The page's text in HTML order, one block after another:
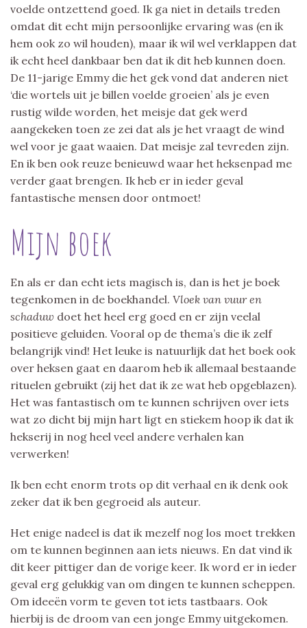
voelde ontzettend goed. Ik ga niet in details treden
omdat dit echt mijn persoonlijke ervaring was (en ik
hem ook zo wil houden), maar ik wil wel verklappen dat
ik echt heel dankbaar ben dat ik dit heb kunnen doen.
De 11-jarige Emmy die het gek vond dat anderen niet
‘die wortels uit je billen voelde groeien’ als je even
rustig wilde worden, het meisje dat gek werd
aangekeken toen ze zei dat als je het vraagt de wind
wel voor je gaat waaien. Dat meisje zal tevreden zijn.
En ik ben ook reuze benieuwd waar het heksenpad me
verder gaat brengen. Ik heb er in ieder geval
fantastische mensen door ontmoet!
Mijn boek
En als er dan echt iets magisch is, dan is het je boek
tegenkomen in de boekhandel. Vloek van vuur en
schaduw doet het heel erg goed en er zijn veelal
positieve geluiden. Vooral op de thema’s die ik zelf
belangrijk vind! Het leuke is natuurlijk dat het boek ook
over heksen gaat en daarom heb ik allemaal bestaande
rituelen gebruikt (zij het dat ik ze wat heb opgeblazen).
Het was fantastisch om te kunnen schrijven over iets
wat zo dicht bij mijn hart ligt en stiekem hoop ik dat ik
hekserij in nog heel veel andere verhalen kan
verwerken!
Ik ben echt enorm trots op dit verhaal en ik denk ook
zeker dat ik ben gegroeid als auteur.
Het enige nadeel is dat ik mezelf nog los moet trekken
om te kunnen beginnen aan iets nieuws. En dat vind ik
dit keer pittiger dan de vorige keer. Ik word er in ieder
geval erg gelukkig van om dingen te kunnen scheppen.
Om ideeën vorm te geven tot iets tastbaars. Ook
hierbij is de droom van een jonge Emmy uitgekomen.